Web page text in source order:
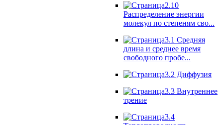
2.10
Распределение энергии
молекул по степеням сво...
3.1 Средняя
длина и среднее время
свободного пробе...
3.2 Диффузия
3.3 Внутреннее
трение
3.4